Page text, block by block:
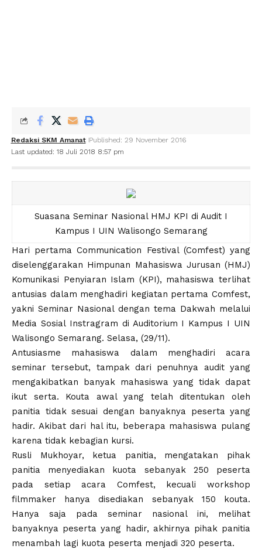
Last updated: 18 Juli 2018 8:57 pm
Redaksi SKM Amanat Published: 29 November 2016
Suasana Seminar Nasional HMJ KPI di Audit I
Kampus I UIN Walisongo Semarang
Hari pertama Communication Festival (Comfest) yang
diselenggarakan Himpunan Mahasiswa Jurusan (HMJ)
Komunikasi Penyiaran Islam (KPI), mahasiswa terlihat
antusias dalam menghadiri kegiatan pertama Comfest,
yakni Seminar Nasional dengan tema Dakwah melalui
Media Sosial Instragram di Auditorium I Kampus I UIN
Walisongo Semarang. Selasa, (29/11).
Antusiasme mahasiswa dalam menghadiri acara
seminar tersebut, tampak dari penuhnya audit yang
mengakibatkan banyak mahasiswa yang tidak dapat
ikut serta. Kouta awal yang telah ditentukan oleh
panitia tidak sesuai dengan banyaknya peserta yang
hadir. Akibat dari hal itu, beberapa mahasiswa pulang
karena tidak kebagian kursi.
Rusli Mukhoyar, ketua panitia, mengatakan pihak
panitia menyediakan kuota sebanyak 250 peserta
pada setiap acara Comfest, kecuali workshop
filmmaker hanya disediakan sebanyak 150 kouta.
Hanya saja pada seminar nasional ini, melihat
banyaknya peserta yang hadir, akhirnya pihak panitia
menambah lagi kuota peserta menjadi 320 peserta.